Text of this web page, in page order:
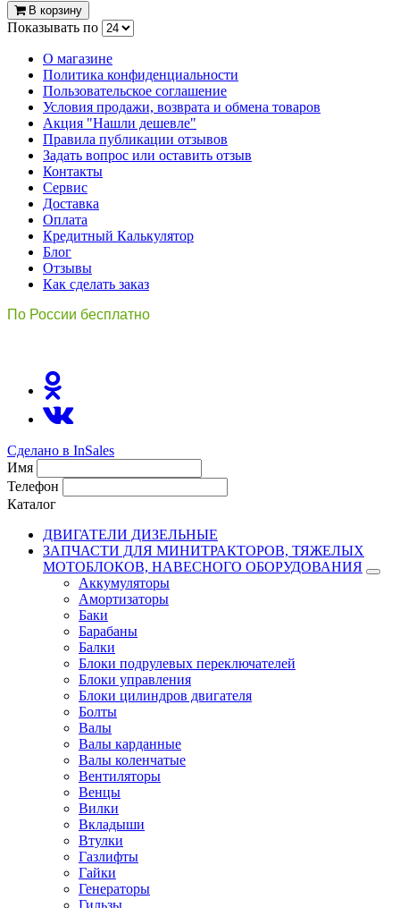
В корзину
Показывать по
О магазине
Политика конфиденциальности
Пользовательское соглашение
Условия продажи, возврата и обмена товаров
Акция "Нашли дешевле"
Правила публикации отзывов
Задать вопрос или оставить отзыв
Контакты
Сервис
Доставка
Оплата
Кредитный Калькулятор
Блог
Отзывы
Как сделать заказ
По России бесплатно
Сделано в InSales
Имя
Телефон
Каталог
ДВИГАТЕЛИ ДИЗЕЛЬНЫЕ
ЗАПЧАСТИ ДЛЯ МИНИТРАКТОРОВ, ТЯЖЕЛЫХ
МОТОБЛОКОВ, НАВЕСНОГО ОБОРУДОВАНИЯ
Аккумуляторы
Амортизаторы
Баки
Барабаны
Балки
Блоки подрулевых переключателей
Блоки управления
Блоки цилиндров двигателя
Болты
Валы
Валы карданные
Валы коленчатые
Вентиляторы
Венцы
Вилки
Вкладыши
Втулки
Газлифты
Гайки
Генераторы
Гильзы